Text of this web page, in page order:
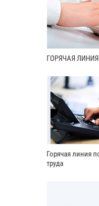
ГОРЯЧАЯ ЛИНИЯ
Горячая линия
труда